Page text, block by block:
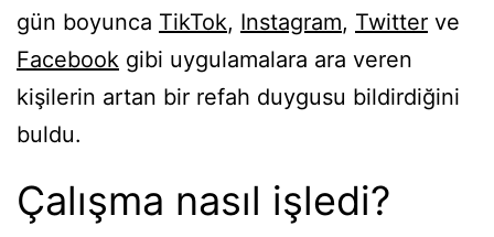
gün boyunca TikTok, Instagram, Twitter ve
Facebook gibi uygulamalara ara veren
kişilerin artan bir refah duygusu bildirdiğini
buldu.
Çalışma nasıl işledi?